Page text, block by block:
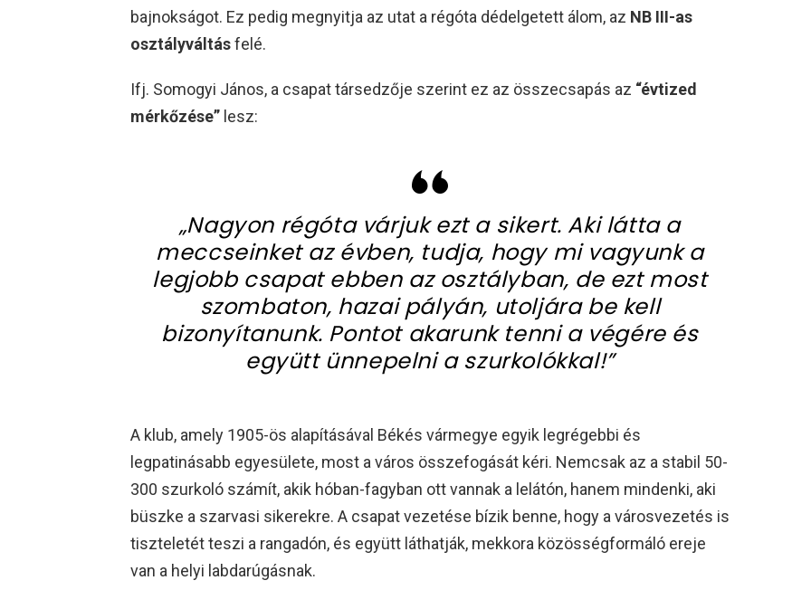
bajnokságot. Ez pedig megnyitja az utat a régóta dédelgetett álom, az NB III-as
osztályváltásfelé.
Ifj. Somogyi János, a csapat társedzője szerint ez az összecsapás az “évtized
mérkőzése” lesz:
„Nagyon régóta várjuk ezt a sikert. Aki látta a
meccseinket az évben, tudja, hogy mi vagyunk a
legjobb csapat ebben az osztályban, de ezt most
szombaton, hazai pályán, utoljára be kell
bizonyítanunk. Pontot akarunk tenni a végére és
együtt ünnepelni a szurkolókkal!”
A klub, amely 1905-ös alapításával Békés vármegye egyik legrégebbi és
legpatinásabb egyesülete, most a város összefogását kéri. Nemcsak az a stabil 50-
300 szurkoló számít, akik hóban-fagyban ott vannak a lelátón, hanem mindenki, aki
büszke a szarvasi sikerekre. A csapat vezetése bízik benne, hogy a városvezetés is
tiszteletét teszi a rangadón, és együtt láthatják, mekkora közösségformáló ereje
van a helyi labdarúgásnak.